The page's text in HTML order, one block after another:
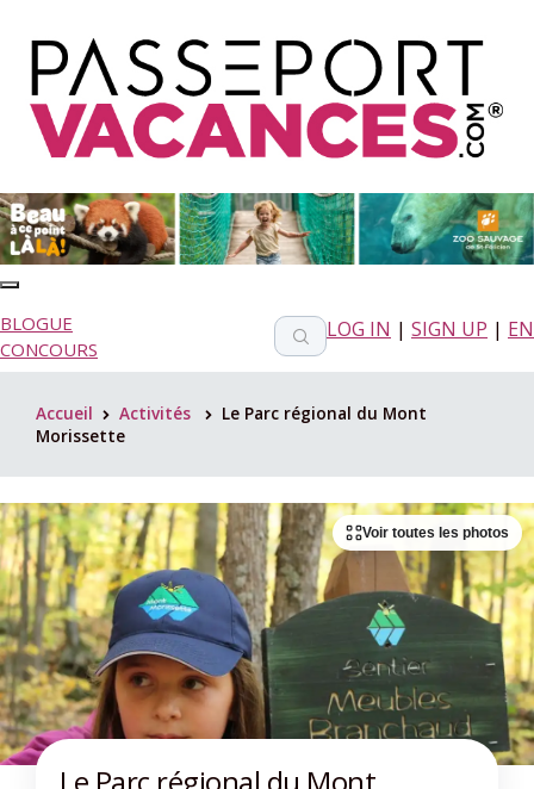
BLOGUE
CONCOURS
LOG IN | SIGN UP | EN
Accueil > Activités >
Le Parc régional du Mont
Morissette
Voir toutes les photos